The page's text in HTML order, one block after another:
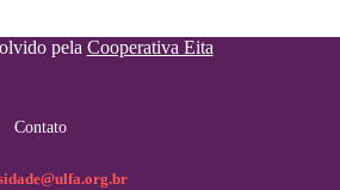
pela Cooperativa Eita
Contato